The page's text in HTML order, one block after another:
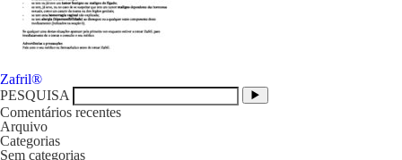
Navegação
de
artigos
Zafril®
PESQUISA
Comentários recentes
Arquivo
Categorias
Sem categorias